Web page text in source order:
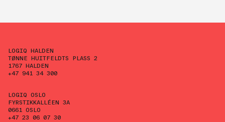
LOGIQ HALDEN
TØNNE HUITFELDTS PLASS 2
1767 HALDEN
+47 941 34 300
LOGIQ OSLO
FYRSTIKKALLÉEN 3A
0661 OSLO
+47 23 06 07 30